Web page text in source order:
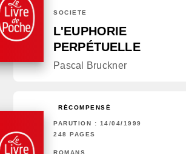
SOCIÉTÉ
L'EUPHORIE
PERPÉTUELLE
Pascal Bruckner
RÉCOMPENSÉ
PARUTION : 14/04/1999
248 PAGES